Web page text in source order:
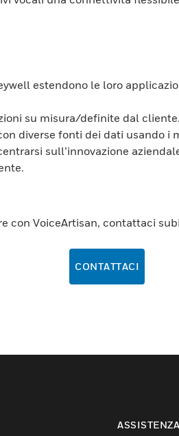
estendono le loro
su misura/definite dal cliente.
diverse fonti dei dati usando i
sull’innovazione
con VoiceArtisan, contattaci
CONTATTACI
ASSISTENZA